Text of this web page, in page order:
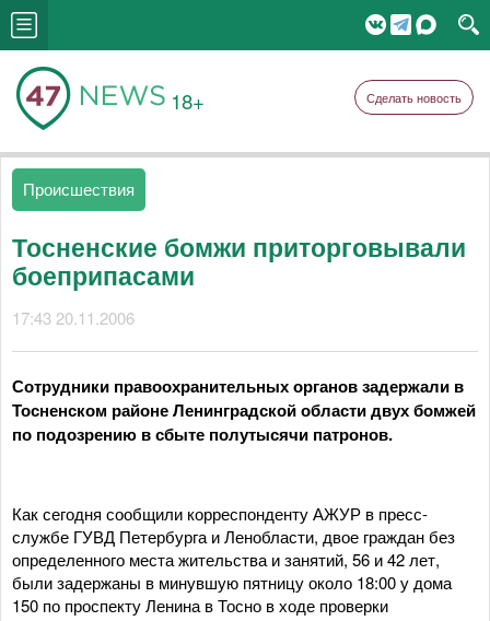
18+ Сделать новость
Происшествия
Тосненские бомжи приторговывали
боеприпасами
17:43 20.11.2006
Сотрудники правоохранительных органов задержали в
Тосненском районе Ленинградской области двух бомжей
по подозрению в сбыте полутысячи патронов.
Как сегодня сообщили корреспонденту АЖУР в пресс-
службе ГУВД Петербурга и Ленобласти, двое граждан без
определенного места жительства и занятий, 56 и 42 лет,
были задержаны в минувшую пятницу около 18:00 у дома
150 по проспекту Ленина в Тосно в ходе проверки